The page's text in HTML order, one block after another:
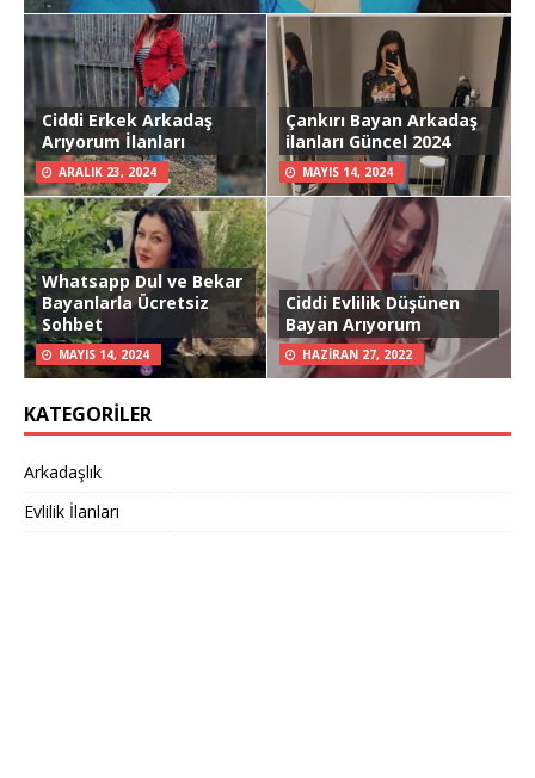
Ciddi Erkek Arkadaş
Arıyorum İlanları
ARALIK 23, 2024
Çankırı Bayan Arkadaş
ilanları Güncel 2024
MAYIS 14, 2024
Whatsapp Dul ve Bekar
Bayanlarla Ücretsiz
Sohbet
MAYIS 14, 2024
Ciddi Evlilik Düşünen
Bayan Arıyorum
HAZIRAN 27, 2022
KATEGORILER
Arkadaşlık
Evlilik İlanları